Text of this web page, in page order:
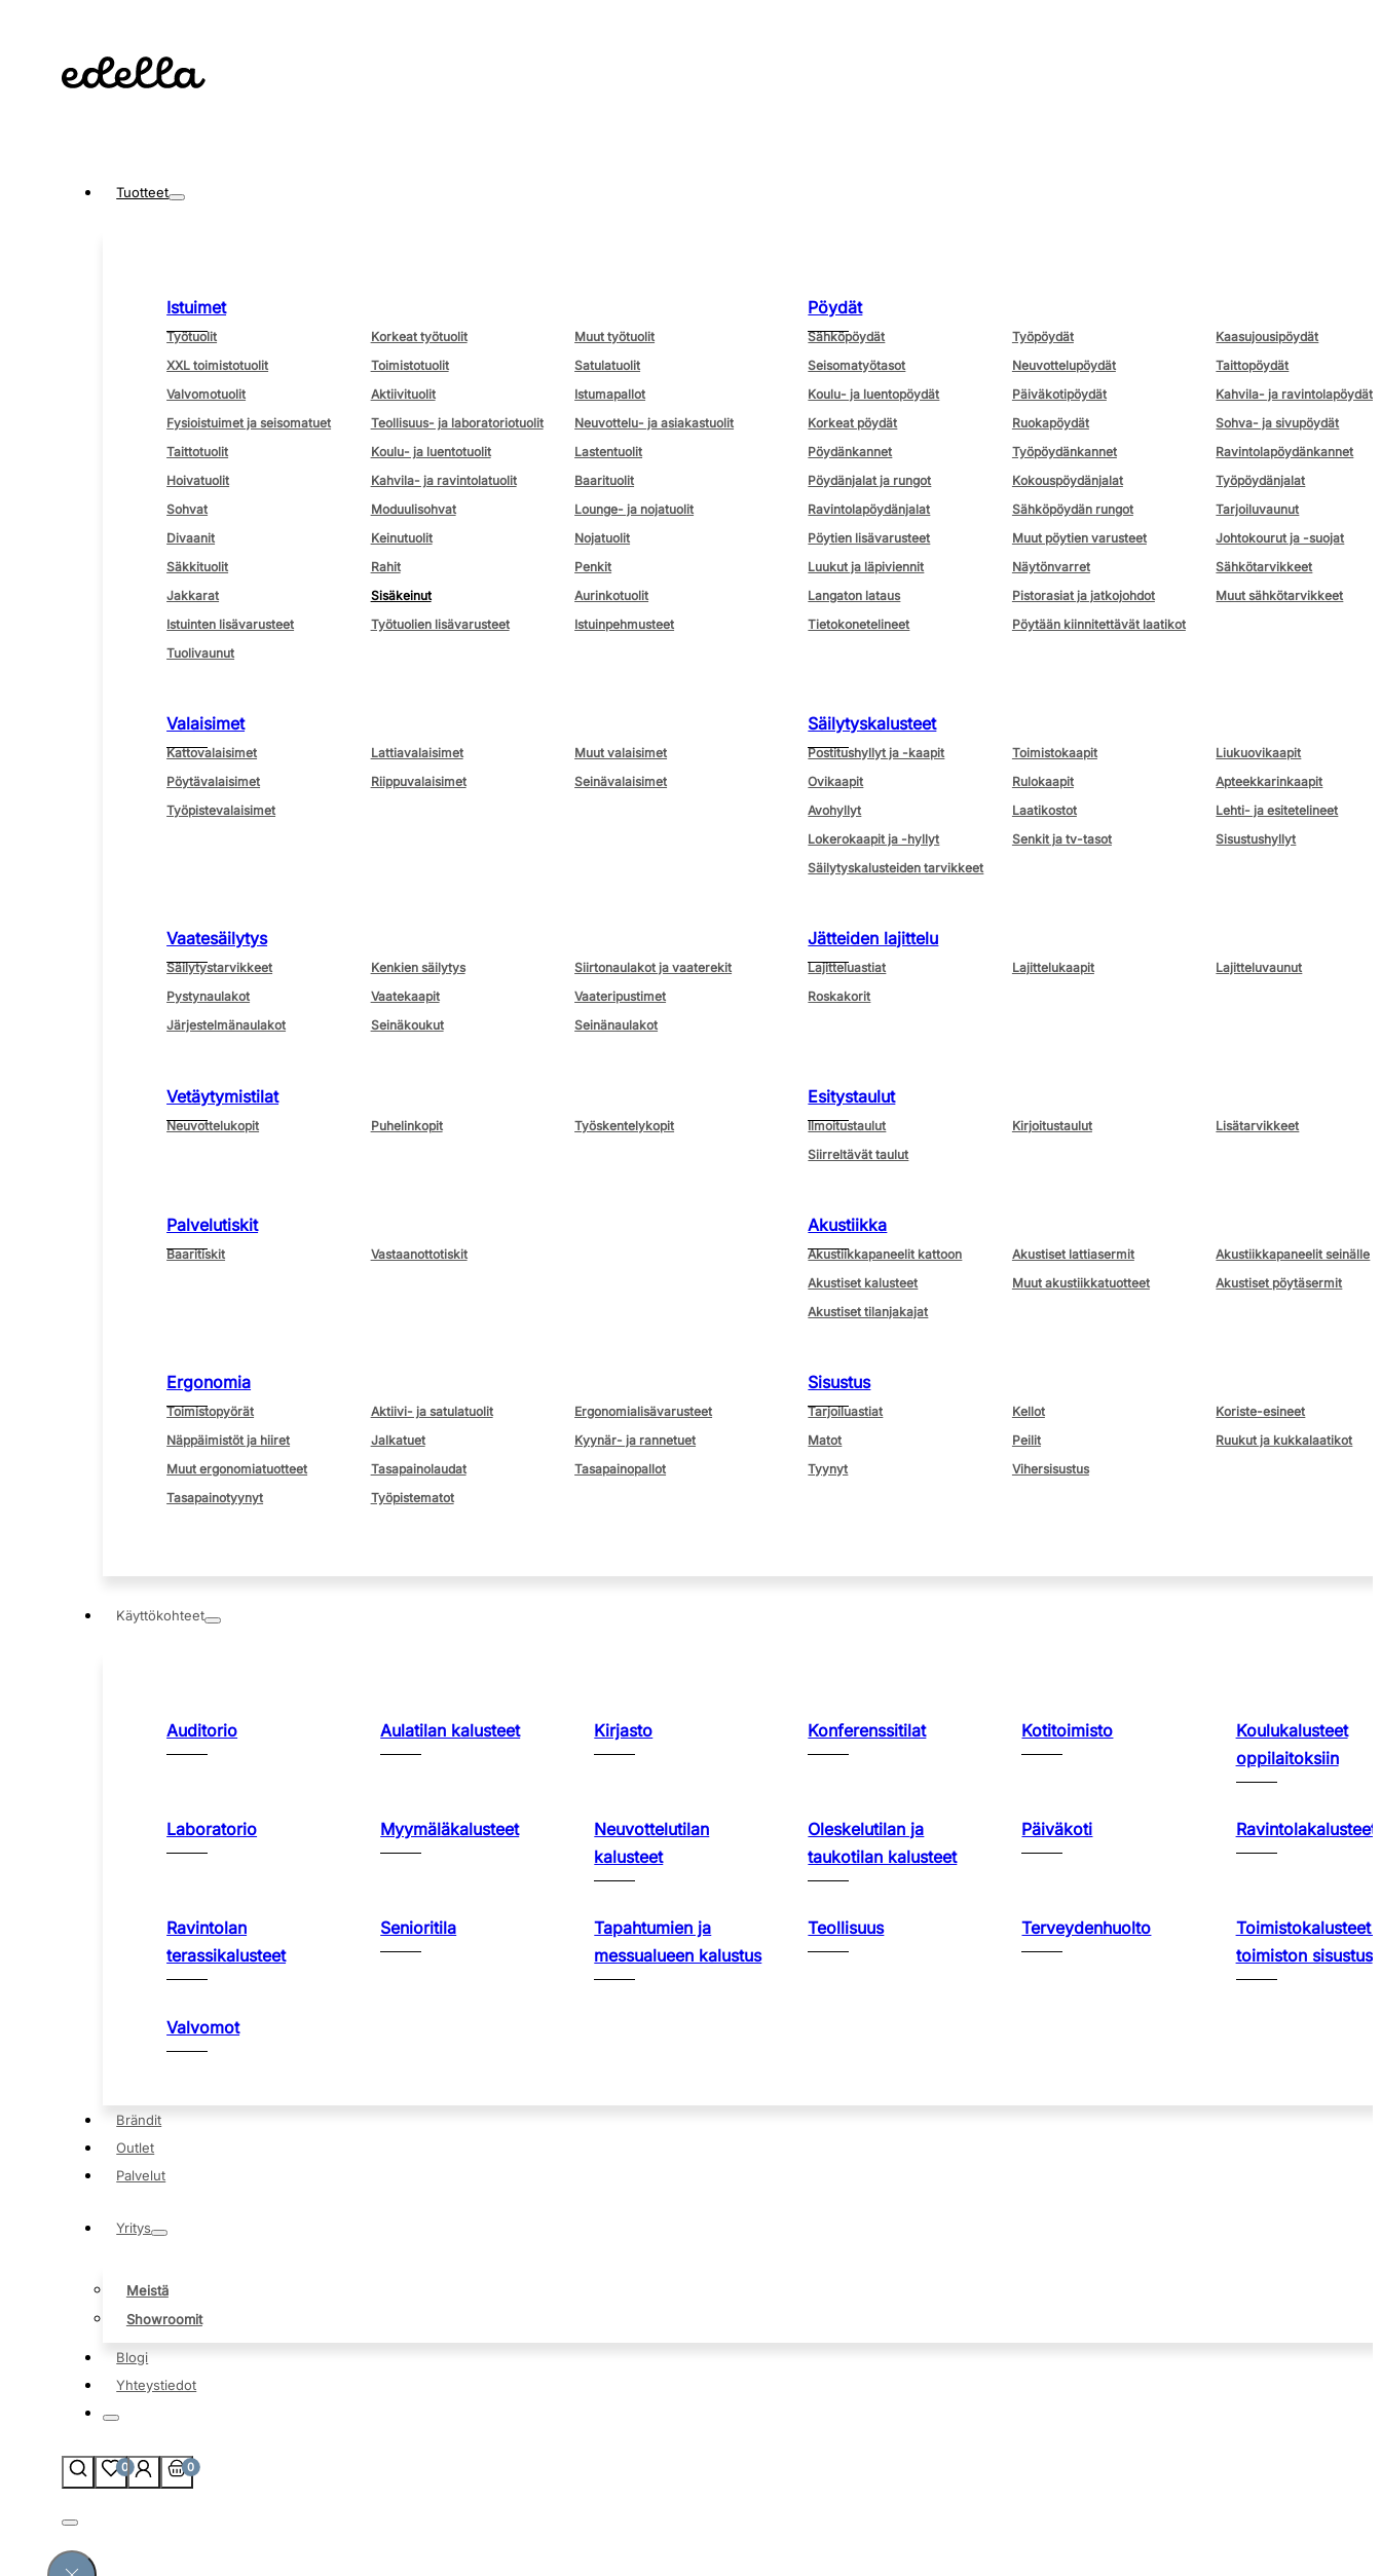
Tuotteet
Istuimet
Työtuolit Korkeat työtuolit
Muut työtuolit
XXL toimistotuolit
Toimistotuolit
Satulatuolit
Valvomotuolit
Aktiivituolit
Istumapallot
Fysioistuimet ja seisomatuet
Teollisuus- ja laboratoriotuolit
Neuvottelu- ja asiakastuolit
Taittotuolit
Koulu- ja luentotuolit
Lastentuolit
Hoivatuolit
Kahvila- ja ravintolatuolit
Baarituolit
Sohvat
Moduulisohvat
Lounge- ja nojatuolit
Divaanit
Keinutuolit
Nojatuolit
Säkkituolit
Rahit
Penkit
Jakkarat
Sisäkeinut
Aurinkotuolit
Istuinten lisävarusteet
Työtuolien lisävarusteet
Istuinpehmusteet
Tuolivaunut
Pöydät
Sähköpöydät Työpöydät
Kaasujousipöydät
Seisomatyötasot
Neuvottelupöydät
Taittopöydät
Koulu- ja luentopöydät
Päiväkotipöydät
Kahvila- ja ravintolapöydät
Korkeat pöydät
Ruokapöydät
Sohva- ja sivupöydät
Pöydänkannet
Työpöydänkannet
Ravintolapöydänkannet
Pöydänjalat ja rungot
Kokouspöydänjalat
Työpöydänjalat
Ravintolapöydänjalat
Sähköpöydän rungot
Tarjoiluvaunut
Pöytien lisävarusteet
Muut pöytien varusteet
Johtokourut ja -suojat
Luukut ja läpiviennit
Näytönvarret
Sähkötarvikkeet
Langaton lataus
Pistorasiat ja jatkojohdot
Muut sähkötarvikkeet
Tietokonetelineet
Pöytään kiinnitettävät laatikot
Valaisimet
Kattovalaisimet Lattiavalaisimet
Muut valaisimet
Pöytävalaisimet
Riippuvalaisimet
Seinävalaisimet
Työpistevalaisimet
Säilytyskalusteet
Postitushyllyt ja -kaapit Toimistokaapit
Liukuovikaapit
Ovikaapit
Rulokaapit
Apteekkarinkaapit
Avohyllyt
Laatikostot
Lehti- ja esitetelineet
Lokerokaapit ja -hyllyt
Senkit ja tv-tasot
Sisustushyllyt
Säilytyskalusteiden tarvikkeet
Vaatesäilytys
Säilytystarvikkeet Kenkien säilytys
Siirtonaulakot ja vaaterekit
Pystynaulakot
Vaatekaapit
Vaateripustimet
Järjestelmänaulakot
Seinäkoukut Seinänaulakot
Jätteiden lajittelu
Lajitteluastiat Lajittelukaapit
Lajitteluvaunut
Roskakorit
Vetäytymistilat
Neuvottelukopit Puhelinkopit Työskentelykopit
Esitystaulut
Ilmoitustaulut Kirjoitustaulut
Lisätarvikkeet
Siirreltävät taulut
Palvelutiskit
Baaritiskit Vastaanottotiskit
Akustiikka
Akustiikkapaneelit kattoon Akustiset lattiasermit
Akustiikkapaneelit seinälle
Akustiset kalusteet
Muut akustiikkatuotteet
Akustiset pöytäsermit
Akustiset tilanjakajat
Ergonomia
Toimistopyörät Aktiivi- ja satulatuolit
Ergonomialisävarusteet
Näppäimistöt ja hiiret
Jalkatuet
Kyynär- ja rannetuet
Muut ergonomiatuotteet
Tasapainolaudat
Tasapainopallot
Tasapainotyynyt
Työpistematot
Sisustus
Tarjoiluastiat Kellot
Koriste-esineet
Matot
Peilit
Ruukut ja kukkalaatikot
Tyynyt
Vihersisustus
Käyttökohteet
Auditorio Aulatilan kalusteet Kirjasto Konferenssitilat Kotitoimisto
Koulukalusteet
oppilaitoksiin
Laboratorio Myymäläkalusteet
Neuvottelutilan
kalusteet
Oleskelutilan ja
taukotilan kalusteet
Päiväkoti Ravintolakalusteet
Ravintolan
terassikalusteet
Senioritila
Tapahtumien ja
messualueen kalustus
Teollisuus Terveydenhuolto
Toimistokalusteet
toimiston sisustus
Valvomot
Brändit
Outlet
Palvelut
Yritys
Meistä
Showroomit
Blogi
Yhteystiedot
0 0